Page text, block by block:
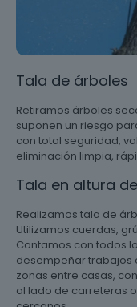
Tala de árboles
Retiramos árboles
suponen un riesgo
con total seguridad,
eliminación limpia,
Tala en altura
Realizamos tala de
Utilizamos cuerdas,
Contamos con todos
desempeñar trabajos
zonas entre casas,
al lado de carreteras